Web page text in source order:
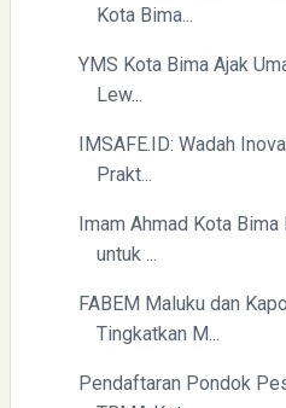
(BTC) dan Ekonomi Global
Yaqut Cholil Qoumas: Kisah
Kota Bima...
YMS Kota Bima Ajak
Lew...
IMSAFE.ID: Wadah
Prakt...
Imam Ahmad Kota
untuk ...
FABEM Maluku dan
Tingkatkan M...
Pendaftaran Pondok